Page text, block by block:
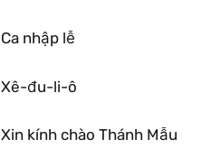
Ca nhập lễ
Xê-đu-li-ô
Xin kính chào Thánh Mẫu